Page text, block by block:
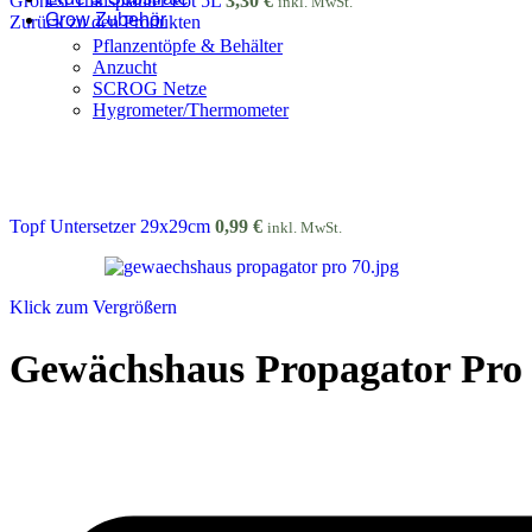
Grow Zubehör
Pflanzentöpfe & Behälter
Anzucht
SCROG Netze
Hygrometer/Thermometer
Zurück zu den Produkten
Topf Untersetzer 29x29cm 0,99 € inkl. MwSt.
Klick zum Vergrößern
Gewächshaus Propagator Pro